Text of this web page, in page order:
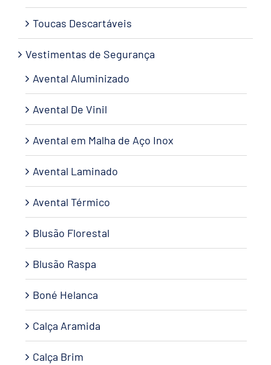
Toucas Descartáveis
Vestimentas de Segurança
Avental Aluminizado
Avental De Vinil
Avental em Malha de Aço Inox
Avental Laminado
Avental Térmico
Blusão Florestal
Blusão Raspa
Boné Helanca
Calça Aramida
Calça Brim